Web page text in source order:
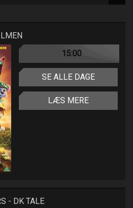
15:00
SE ALLE DAGE
LÆS MERE
- DK TALE